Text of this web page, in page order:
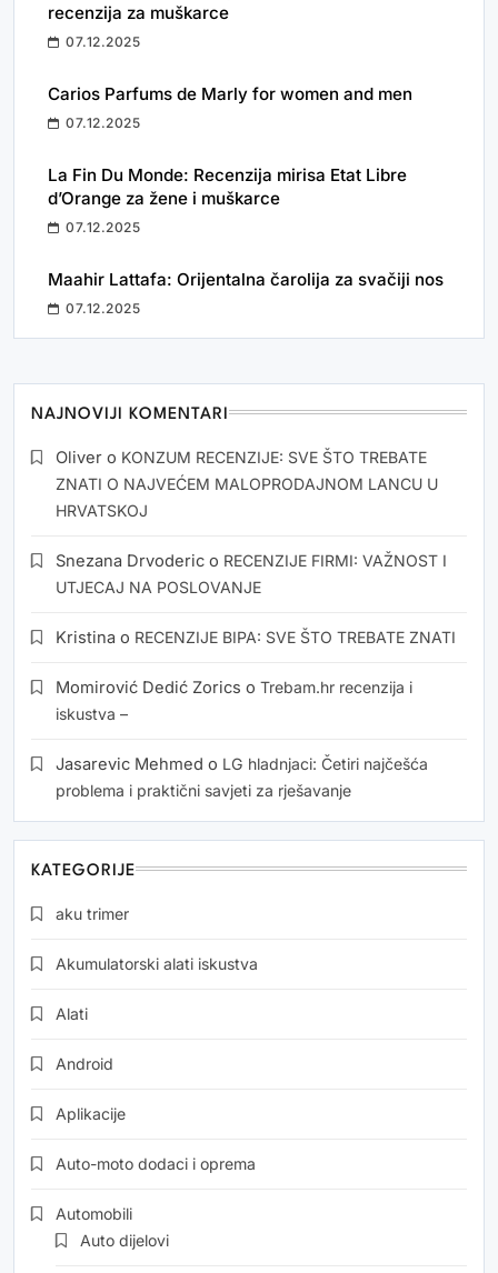
recenzija za muškarce
07.12.2025
Carios Parfums de Marly for women and men
07.12.2025
La Fin Du Monde: Recenzija mirisa Etat Libre
d’Orange za žene i muškarce
07.12.2025
Maahir Lattafa: Orijentalna čarolija za svačiji nos
07.12.2025
NAJNOVIJI KOMENTARI
Oliver o KONZUM RECENZIJE: SVE ŠTO TREBATE
ZNATI O NAJVEĆEM MALOPRODAJNOM LANCU U
HRVATSKOJ
Snezana Drvoderic o RECENZIJE FIRMI: VAŽNOST I
UTJECAJ NA POSLOVANJE
Kristina o RECENZIJE BIPA: SVE ŠTO TREBATE ZNATI
Momirović Dedić Zorics o Trebam.hr recenzija i
iskustva –
Jasarevic Mehmed o LG hladnjaci: Četiri najčešća
problema i praktični savjeti za rješavanje
KATEGORIJE
aku trimer
Akumulatorski alati iskustva
Alati
Android
Aplikacije
Auto-moto dodaci i oprema
Automobili
Auto dijelovi